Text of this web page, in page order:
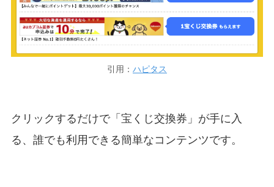
引用： ハピタス
クリックするだけで「宝くじ交換券」が手に入
る、誰でも利用できる簡単なコンテンツです。